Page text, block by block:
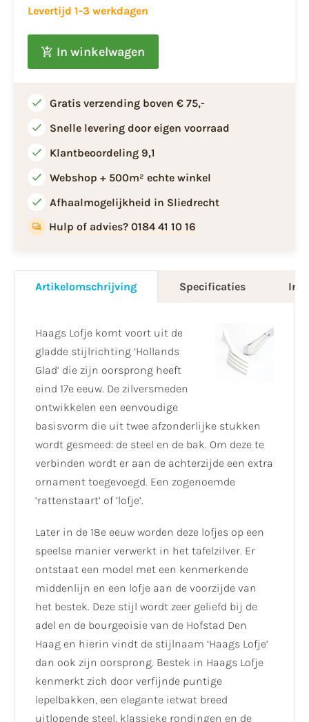
Levertijd 1-3 werkdagen
In winkelwagen
Gratis verzending boven € 75,-
Snelle levering door eigen voorraad
Klantbeoordeling 9,1
Webshop + 500m² echte winkel
Afhaalmogelijkheid in Sliedrecht
Hulp of advies? 0184 41 10 16
Artikelomschrijving Specificaties
Haags Lofje komt voort uit de
gladde stijlrichting ‘Hollands
Glad’ die zijn oorsprong heeft
eind 17e eeuw. De zilversmeden
ontwikkelen een eenvoudige
basisvorm die uit twee afzonderlijke stukken
wordt gesmeed: de steel en de bak. Om deze te
verbinden wordt er aan de achterzijde een extra
ornament toegevoegd. Een zogenoemde
‘rattenstaart’ of ‘lofje’.
Later in de 18e eeuw worden deze lofjes op een
speelse manier verwerkt in het tafelzilver. Er
ontstaat een model met een kenmerkende
middenlijn en een lofje aan de voorzijde van
het bestek. Deze stijl wordt zeer geliefd bij de
adel en de bourgeoisie van de Hofstad Den
Haag en hierin vindt de stijlnaam ‘Haags Lofje’
dan ook zijn oorsprong. Bestek in Haags Lofje
kenmerkt zich door verfijnde puntige
lepelbakken, een elegante ietwat breed
uitlopende steel, klassieke rondingen en de